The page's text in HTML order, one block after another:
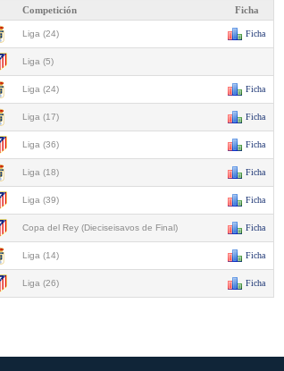
Competición Ficha
Liga (24) Ficha
Liga (5)
Liga (24) Ficha
Liga (17) Ficha
Liga (36) Ficha
Liga (18) Ficha
Liga (39) Ficha
Copa del Rey (Dieciseisavos de Final) Ficha
Liga (14) Ficha
Liga (26) Ficha